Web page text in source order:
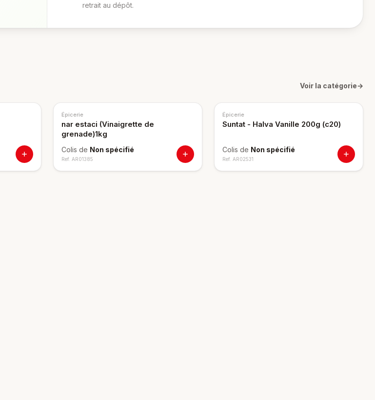
retrait au dépôt.
Voir la catégorie→
Épicerie
nar estaci (Vinaigrette de
grenade)1kg
Colis de Non spécifié
Ref. AR01385
Épicerie
Suntat - Halva Vanille 200g (c20)
Colis de Non spécifié
Ref. AR02531